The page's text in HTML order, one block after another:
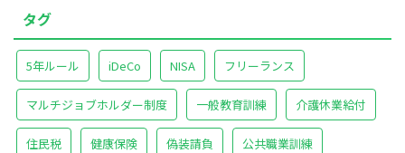
タグ
5年ルール iDeCo NISA フリーランス
マルチジョブホルダー制度 一般教育訓練 介護休業給付
住民税 健康保険 偽装請負 公共職業訓練